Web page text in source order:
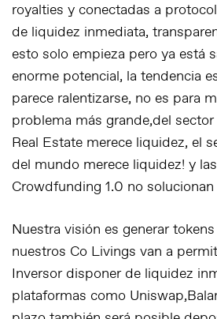
royalties y conectadas a
de liquidez inmediata,
esto solo empieza pero ya está
enorme potencial, la tendencia
parece ralentizarse, no es para
problema más grande,del
Real Estate merece liquidez, el
del mundo merece liquidez! y
Crowdfunding 1.0 no
Nuestra visión es generar
nuestros Co Livings van a
Inversor disponer de liquidez
plataformas como